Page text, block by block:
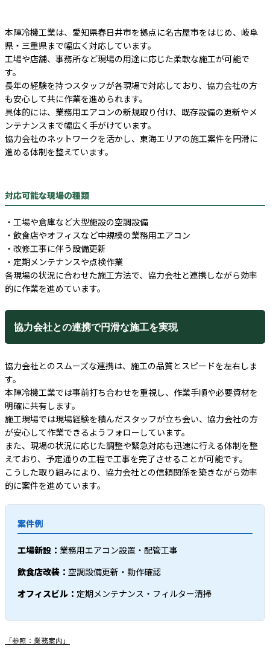
本陣冷機工業は、愛知県春日井市を拠点に名古屋市をはじめ、岐阜
県・三重県まで幅広く対応しています。
工場や店舗、事務所など現場の用途に応じた柔軟な施工が可能で
す。
長年の経験を持つスタッフが各現場で対応しており、協力会社の方
も安心して共に作業を進められます。
具体的には、業務用エアコンの新規取り付け、既存設備の更新やメ
ンテナンスまで幅広く手がけています。
協力会社のネットワークを活かし、東海エリアの施工案件を円滑に
進める体制を整えています。
対応可能な現場の種類
・工場や倉庫など大型施設の空調設備
・飲食店やオフィスなど中規模の業務用エアコン
・改修工事に伴う設備更新
・定期メンテナンスや点検作業
各現場の状況に合わせた施工方法で、協力会社と連携しながら効率
的に作業を進めています。
協力会社との連携で円滑な施工を実現
協力会社とのスムーズな連携は、施工の品質とスピードを左右しま
す。
本陣冷機工業では事前打ち合わせを重視し、作業手順や必要資材を
明確に共有します。
施工現場では現場経験を積んだスタッフが立ち会い、協力会社の方
が安心して作業できるようフォローしています。
また、現場の状況に応じた調整や緊急対応も迅速に行える体制を整
えており、予定通りの工程で工事を完了させることが可能です。
こうした取り組みにより、協力会社との信頼関係を築きながら効率
的に案件を進めています。
案件例
工場新設： 業務用エアコン設置・配管工事
飲食店改装： 空調設備更新・動作確認
オフィスビル： 定期メンテナンス・フィルター清掃
「参照：業務案内」